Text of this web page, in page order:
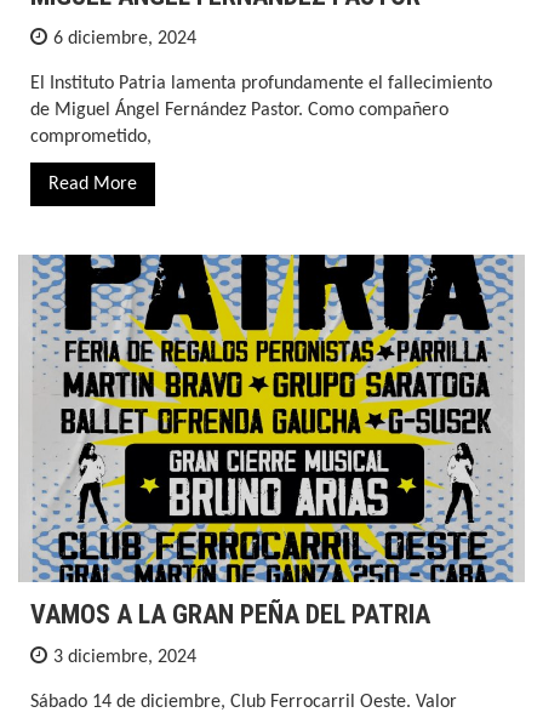
6 diciembre, 2024
El Instituto Patria lamenta profundamente el fallecimiento
de Miguel Ángel Fernández Pastor. Como compañero
comprometido,
Read More
VAMOS A LA GRAN PEÑA DEL PATRIA
3 diciembre, 2024
Sábado 14 de diciembre, Club Ferrocarril Oeste. Valor